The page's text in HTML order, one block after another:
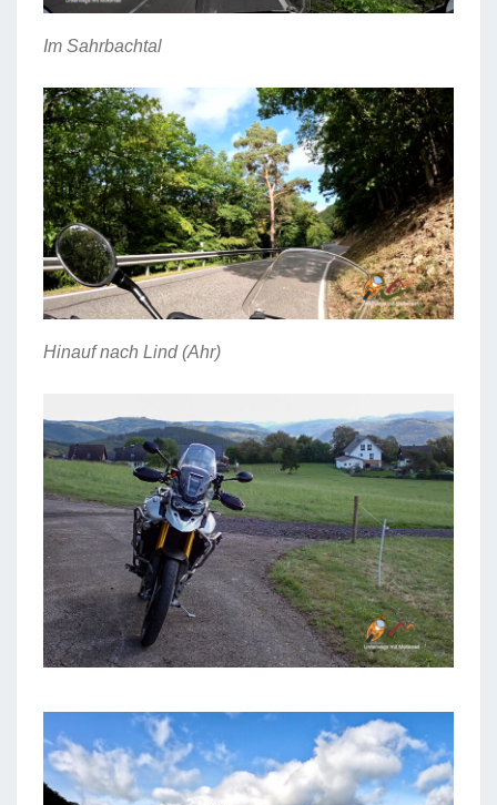
Im Sahrbachtal
Hinauf nach Lind (Ahr)